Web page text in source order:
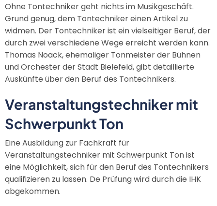
Ohne Tontechniker geht nichts im Musikgeschäft.
Grund genug, dem Tontechniker einen Artikel zu
widmen. Der Tontechniker ist ein vielseitiger Beruf, der
durch zwei verschiedene Wege erreicht werden kann.
Thomas Noack, ehemaliger Tonmeister der Bühnen
und Orchester der Stadt Bielefeld, gibt detaillierte
Auskünfte über den Beruf des Tontechnikers.
Veranstaltungstechniker mit
Schwerpunkt Ton
Eine Ausbildung zur Fachkraft für
Veranstaltungstechniker mit Schwerpunkt Ton ist
eine Möglichkeit, sich für den Beruf des Tontechnikers
qualifizieren zu lassen. De Prüfung wird durch die IHK
abgekommen.